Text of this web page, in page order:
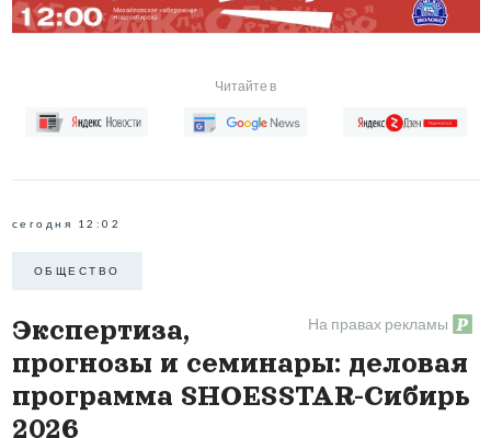
Читайте в
сегодня 12:02
ОБЩЕСТВО
На правах рекламы
Экспертиза,
прогнозы и семинары: деловая
программа SHOESSTAR-Сибирь
2026